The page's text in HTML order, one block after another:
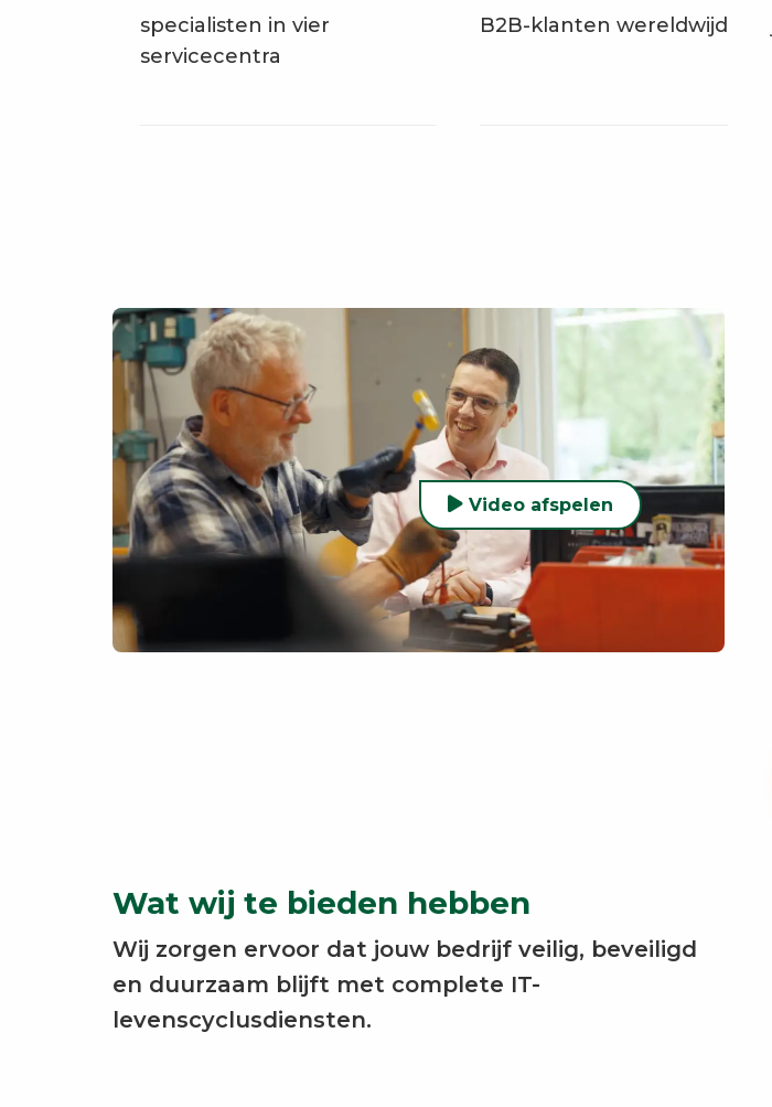
specialisten in vier
servicecentra
B2B-klanten wereldwijd
Video afspelen
Wat wij te bieden hebben
Wij zorgen ervoor dat jouw bedrijf veilig, beveiligd
en duurzaam blijft met complete IT-
levenscyclusdiensten.